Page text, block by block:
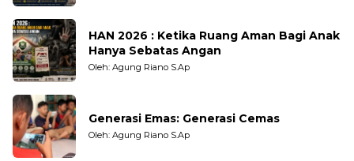
HAN 2026 : Ketika Ruang Aman Bagi Anak
Hanya Sebatas Angan
Oleh: Agung Riano S.Ap
Generasi Emas: Generasi Cemas
Oleh: Agung Riano S.Ap